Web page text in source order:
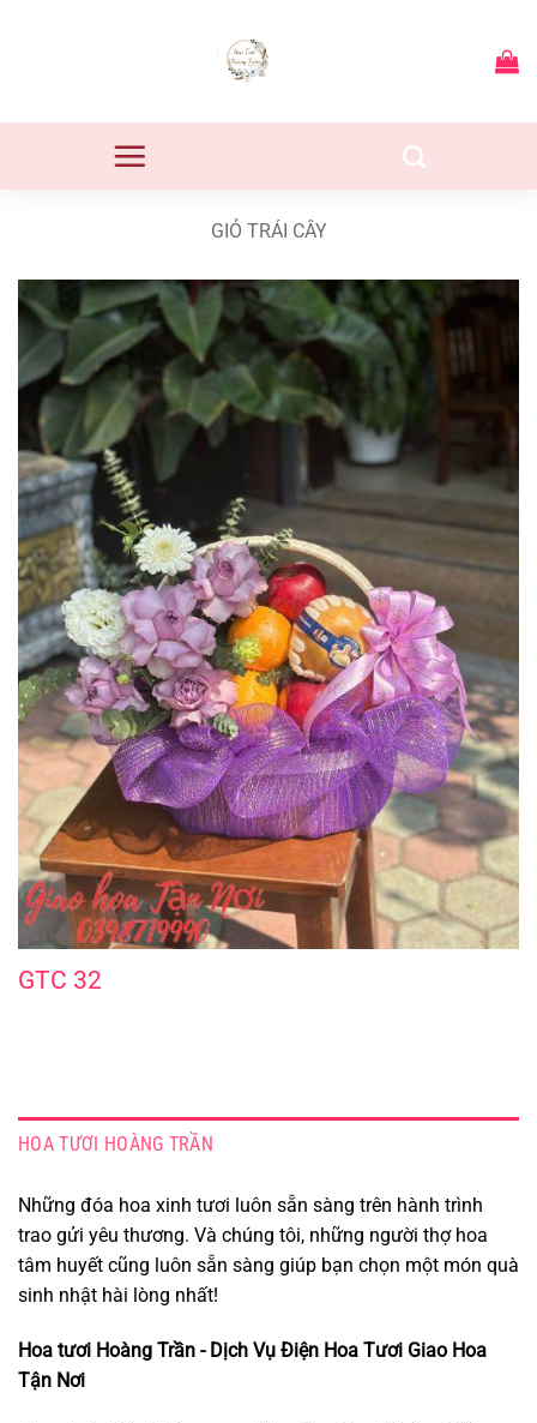
GIỎ TRÁI CÂY
GTC 32
HOA TƯƠI HOÀNG TRẦN
Những đóa hoa xinh tươi luôn sẵn sàng trên hành trình
trao gửi yêu thương. Và chúng tôi, những người thợ hoa
tâm huyết cũng luôn sẵn sàng giúp bạn chọn một món quà
sinh nhật hài lòng nhất!
Hoa tươi Hoàng Trần - Dịch Vụ Điện Hoa Tươi Giao Hoa
Tận Nơi